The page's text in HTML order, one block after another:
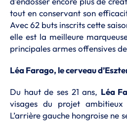
tout en conservant son
Avec 62 buts inscrits cette
elle est la meilleure
principales armes offensives
Léa Farago, le cerveau
Du haut de ses 21 ans, Léa
visages du projet ambitieux
L’arrière gauche hongroise ne